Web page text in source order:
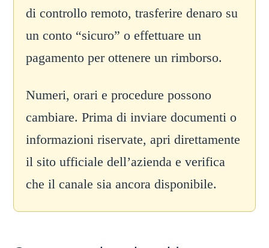
di controllo remoto, trasferire denaro su
un conto “sicuro” o effettuare un
pagamento per ottenere un rimborso.
Numeri, orari e procedure possono
cambiare. Prima di inviare documenti o
informazioni riservate, apri direttamente
il sito ufficiale dell’azienda e verifica
che il canale sia ancora disponibile.